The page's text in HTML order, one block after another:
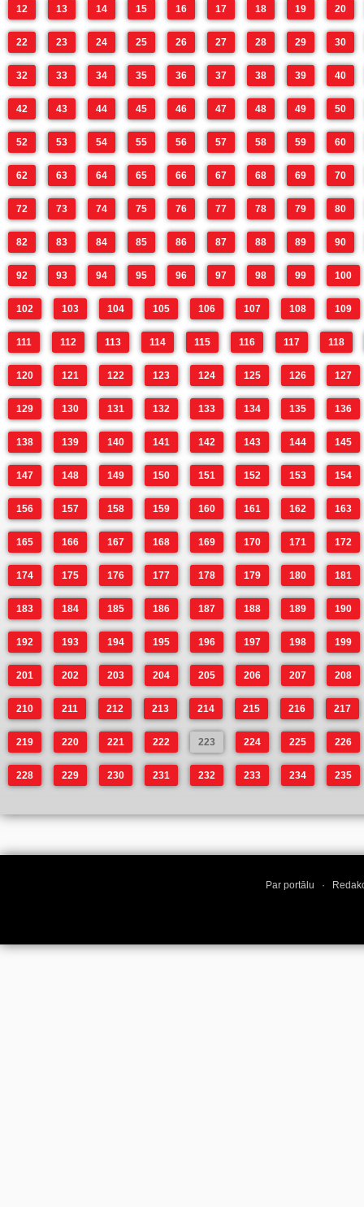
12 13 14 15 16 17 18 19 20
22 23 24 25 26 27 28 29 30
32 33 34 35 36 37 38 39 40
42 43 44 45 46 47 48 49 50
52 53 54 55 56 57 58 59 60
62 63 64 65 66 67 68 69 70
72 73 74 75 76 77 78 79 80
82 83 84 85 86 87 88 89 90
92 93 94 95 96 97 98 99 100
102 103 104 105 106 107 108 109
111 112 113 114 115 116 117 118
120 121 122 123 124 125 126 127
129 130 131 132 133 134 135 136
138 139 140 141 142 143 144 145
147 148 149 150 151 152 153 154
156 157 158 159 160 161 162 163
165 166 167 168 169 170 171 172
174 175 176 177 178 179 180 181
183 184 185 186 187 188 189 190
192 193 194 195 196 197 198 199
201 202 203 204 205 206 207 208
210 211 212 213 214 215 216 217
219 220 221 222 223 224 225 226
228 229 230 231 232 233 234 235
Par portālu ·